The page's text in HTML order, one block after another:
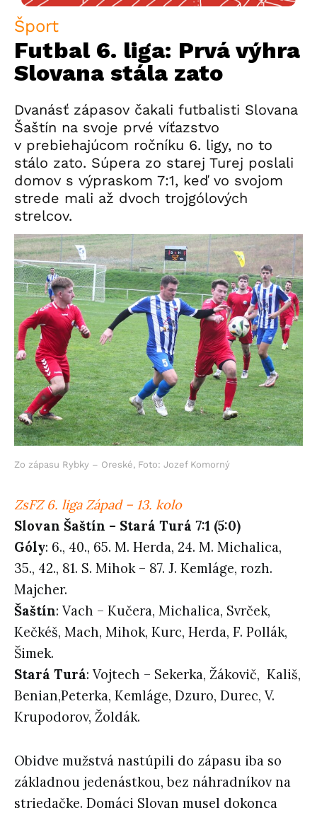
Šport
Futbal 6. liga: Prvá výhra
Slovana stála zato
Dvanásť zápasov čakali futbalisti Slovana
Šaštín na svoje prvé víťazstvo
v prebiehajúcom ročníku 6. ligy, no to
stálo zato. Súpera zo starej Turej poslali
domov s výpraskom 7:1, keď vo svojom
strede mali až dvoch trojgólových
strelcov.
Zo zápasu Rybky – Oreské, Foto: Jozef Komorný
ZsFZ 6. liga Západ – 13. kolo
Slovan Šaštín – Stará Turá 7:1 (5:0)
Góly: 6., 40., 65. M. Herda, 24. M. Michalica,
35., 42., 81. S. Mihok – 87. J. Kemláge, rozh.
Majcher.
Šaštín: Vach – Kučera, Michalica, Svrček,
Kečkéš, Mach, Mihok, Kurc, Herda, F. Pollák,
Šimek.
Stará Turá: Vojtech – Sekerka, Žákovič, Kališ,
Benian,Peterka, Kemláge, Dzuro, Durec, V.
Krupodorov, Žoldák.
Obidve mužstvá nastúpili do zápasu iba so
základnou jedenástkou, bez náhradníkov na
striedačke. Domáci Slovan musel dokonca